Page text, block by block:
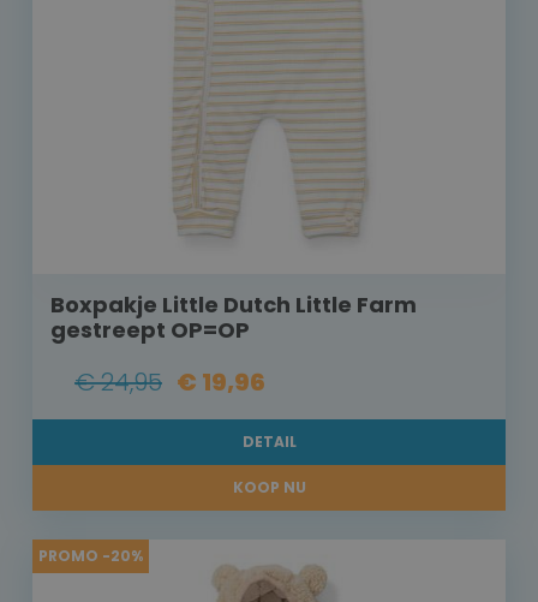
Boxpakje Little Dutch Little Farm
gestreept OP=OP
€ 24,95 € 19,96
DETAIL
KOOP NU
PROMO -20%